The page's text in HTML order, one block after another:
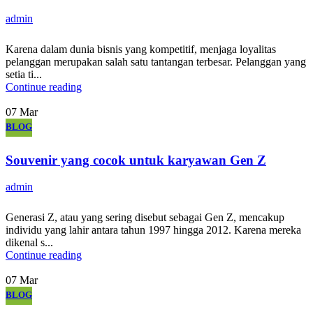
admin
Karena dalam dunia bisnis yang kompetitif, menjaga loyalitas
pelanggan merupakan salah satu tantangan terbesar. Pelanggan yang
setia ti...
Continue reading
07 Mar
BLOG
Souvenir yang cocok untuk karyawan Gen Z
admin
Generasi Z, atau yang sering disebut sebagai Gen Z, mencakup
individu yang lahir antara tahun 1997 hingga 2012. Karena mereka
dikenal s...
Continue reading
07 Mar
BLOG